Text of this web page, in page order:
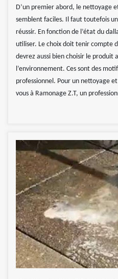
D’un premier abord, le nettoyage
semblent faciles. Il faut toutefois
réussir. En fonction de l’état du
utiliser. Le choix doit tenir compte
devrez aussi bien choisir le produit
l’environnement. Ces sont des
professionnel. Pour un nettoyage
vous à Ramonage Z.T, un